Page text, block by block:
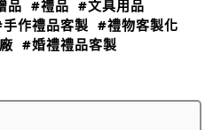
品 #禮品 #文具用品
作禮品客製 #禮物客製化
#婚禮禮品客製